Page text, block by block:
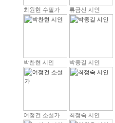
최원현 수필가 류금선 시인
박찬현 시인 박종길 시인
여정건 소설가 최정숙 시인